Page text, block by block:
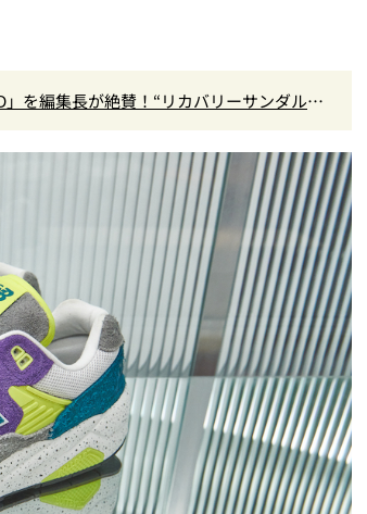
」を編集長が絶賛！“リカバリーサンダル級